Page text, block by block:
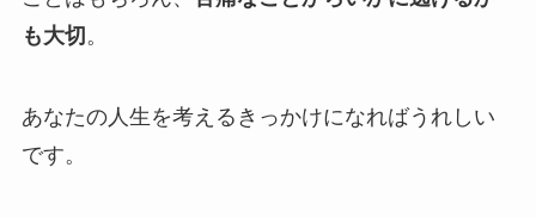
も大切 。
あなたの人生を考えるきっかけになればうれしい
です。